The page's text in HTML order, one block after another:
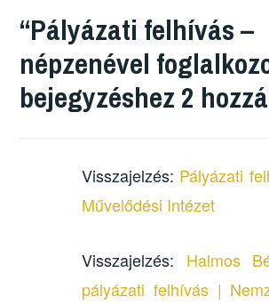
“Pályázati felhívás –
népzenével
bejegyzéshez 2
Visszajelzés: Pályázati
Művelődési Intézet
Visszajelzés: Halmos
pályázati felhívás |